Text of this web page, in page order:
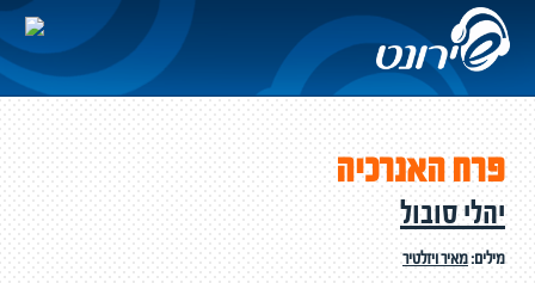
פרח האנרכיה
יהלי סובול
מילים:מאיר ויזלטיר